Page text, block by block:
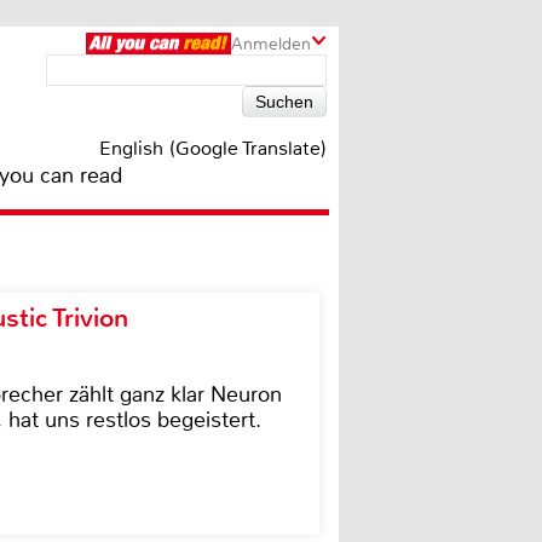
Anmelden
English (Google Translate)
can read
Trivion
zählt ganz klar Neuron
uns restlos begeistert.